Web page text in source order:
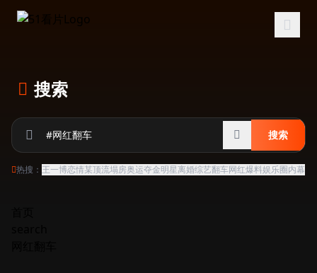
跳过导航
搜索
搜索
热搜： 王一博恋情某顶流塌房奥运夺金明星离婚综艺翻车网红爆料娱乐圈内幕